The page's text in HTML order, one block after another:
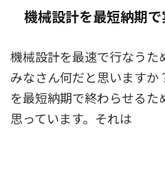
機械設計を最短納期
機械設計を最速で行なうた
みなさん何だと思います
を最短納期で終わらせるた
思っています。 それは